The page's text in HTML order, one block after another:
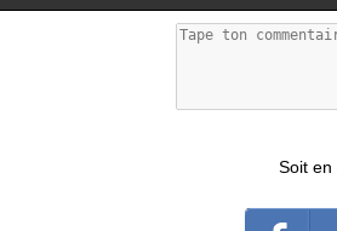
Soit en